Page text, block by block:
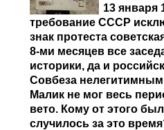
13 января
требование СССР
знак протеста
8-ми месяцев все
историки, да и
Совбеза
Малик не мог весь
вето. Кому от этого
случилось за это